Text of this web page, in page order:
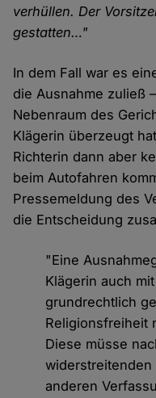
verhüllen. Der
gestatten…"
In dem Fall war es
die Ausnahme zuließ
Nebenraum des
Klägerin überzeugt
Richterin dann aber
beim Autofahren
Pressemeldung des
die Entscheidung
"Eine
Klägerin auch
grundrechtlich
Religionsfreiheit
Diese müsse
anderen